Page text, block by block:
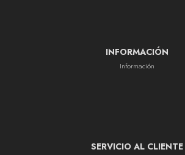
INFORMACIÓN
Información
SERVICIO AL CLIENTE